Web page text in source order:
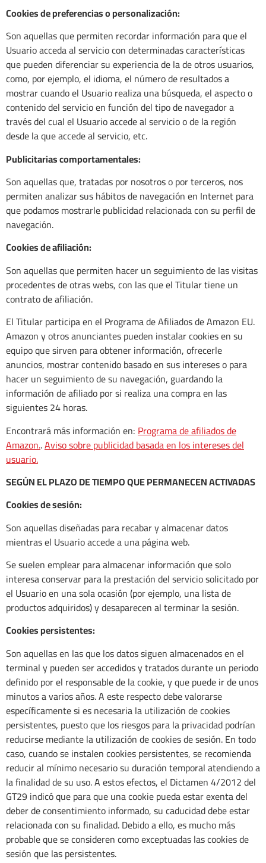
Cookies de preferencias o personalización:
Son aquellas que permiten recordar información para que el
Usuario acceda al servicio con determinadas características
que pueden diferenciar su experiencia de la de otros usuarios,
como, por ejemplo, el idioma, el número de resultados a
mostrar cuando el Usuario realiza una búsqueda, el aspecto o
contenido del servicio en función del tipo de navegador a
través del cual el Usuario accede al servicio o de la región
desde la que accede al servicio, etc.
Publicitarias comportamentales:
Son aquellas que, tratadas por nosotros o por terceros, nos
permiten analizar sus hábitos de navegación en Internet para
que podamos mostrarle publicidad relacionada con su perfil de
navegación.
Cookies de afiliación:
Son aquellas que permiten hacer un seguimiento de las visitas
procedentes de otras webs, con las que el Titular tiene un
contrato de afiliación.
El Titular participa en el Programa de Afiliados de Amazon EU.
Amazon y otros anunciantes pueden instalar cookies en su
equipo que sirven para obtener información, ofrecerle
anuncios, mostrar contenido basado en sus intereses o para
hacer un seguimiento de su navegación, guardando la
información de afiliado por si realiza una compra en las
siguientes 24 horas.
Encontrará más información en:Programa de afiliados de
Amazon..Aviso sobre publicidad basada en los intereses del
usuario.
SEGÚN EL PLAZO DE TIEMPO QUE PERMANECEN ACTIVADAS
Cookies de sesión:
Son aquellas diseñadas para recabar y almacenar datos
mientras el Usuario accede a una página web.
Se suelen emplear para almacenar información que solo
interesa conservar para la prestación del servicio solicitado por
el Usuario en una sola ocasión (por ejemplo, una lista de
productos adquiridos) y desaparecen al terminar la sesión.
Cookies persistentes:
Son aquellas en las que los datos siguen almacenados en el
terminal y pueden ser accedidos y tratados durante un periodo
definido por el responsable de la cookie, y que puede ir de unos
minutos a varios años. A este respecto debe valorarse
específicamente si es necesaria la utilización de cookies
persistentes, puesto que los riesgos para la privacidad podrían
reducirse mediante la utilización de cookies de sesión. En todo
caso, cuando se instalen cookies persistentes, se recomienda
reducir al mínimo necesario su duración temporal atendiendo a
la finalidad de su uso. A estos efectos, el Dictamen 4/2012 del
GT29 indicó que para que una cookie pueda estar exenta del
deber de consentimiento informado, su caducidad debe estar
relacionada con su finalidad. Debido a ello, es mucho más
probable que se consideren como exceptuadas las cookies de
sesión que las persistentes.